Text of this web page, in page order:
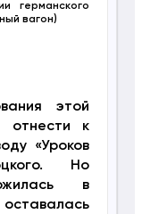
германского
вагон)
этой
отнести к
«Уроков
Но
в